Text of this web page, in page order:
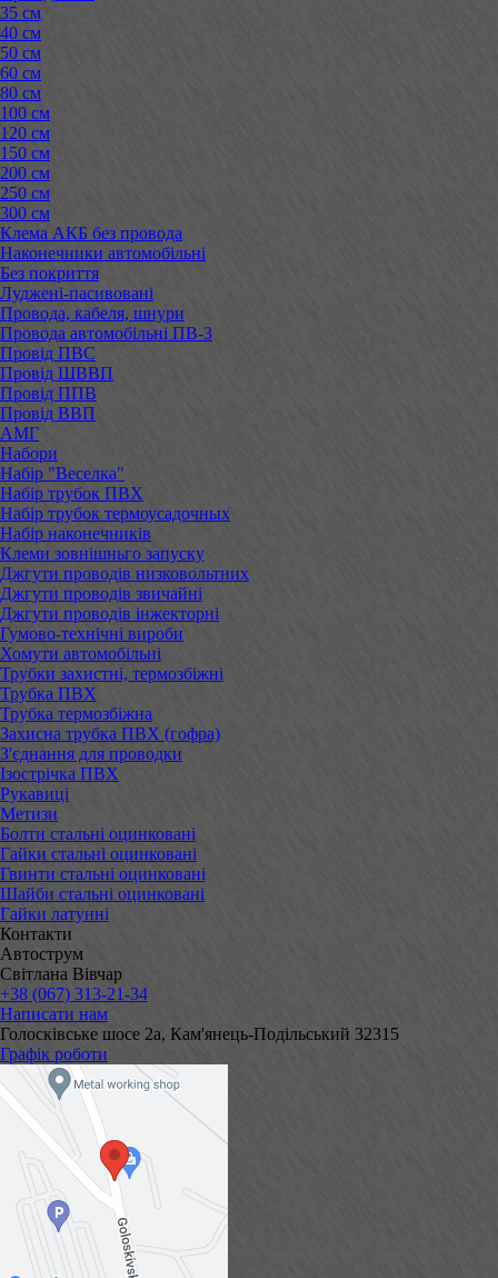
35 см
40 см
50 см
60 см
80 см
100 см
120 см
150 см
200 см
250 см
300 см
Клема АКБ без провода
Наконечники автомобільні
Без покриття
Луджені-пасивовані
Провода, кабеля, шнури
Провода автомобільні ПВ-3
Провід ПВС
Провід ШВВП
Провід ППВ
Провід ВВП
АМГ
Набори
Набір "Веселка"
Набір трубок ПВХ
Набір трубок термоусадочных
Набір наконечників
Клеми зовнішньго запуску
Джгути проводів низковольтних
Джгути проводів звичайні
Джгути проводів інжекторні
Гумово-технічні вироби
Хомути автомобільні
Трубки захистні, термозбіжні
Трубка ПВХ
Трубка термозбіжна
Захисна трубка ПВХ (гофра)
З'єднання для проводки
Ізострічка ПВХ
Рукавиці
Метизи
Болти стальні оцинковані
Гайки стальні оцинковані
Гвинти стальні оцинковані
Шайби стальні оцинковані
Гайки латунні
Контакти
Автострум
Світлана Вівчар
+38 (067) 313-21-34
Написати нам
Голосківське шосе 2а, Кам'янець-Подільський 32315
Графік роботи